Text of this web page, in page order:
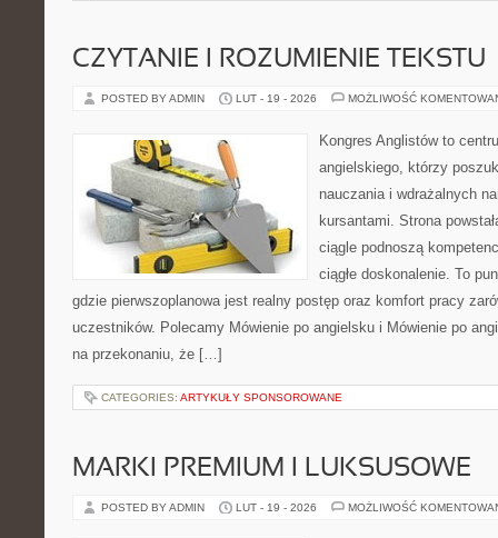
CZYTANIE I ROZUMIENIE TEKSTU
POSTED BY ADMIN LUT - 19 - 2026 MOŻLIWOŚĆ
Kongres Anglistów to
angielskiego, którzy
nauczania i wdrażalnych
kursantami. Strona
ciągle podnoszą
ciągłe doskonalenie. To
gdzie pierwszoplanowa jest realny postęp oraz komfort pracy
uczestników. Polecamy Mówienie po angielsku i Mówienie po
na przekonaniu, że […]
CATEGORIES: ARTYKUŁY SPONSOROWANE
MARKI PREMIUM I LUKSUSOWE
POSTED BY ADMIN LUT - 19 - 2026 MOŻLIWOŚĆ